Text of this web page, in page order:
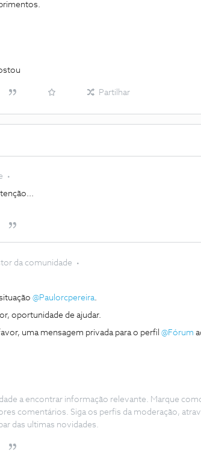
Partilhar
da comunidade
@Paulorcpereira.
oportunidade de ajudar.
uma mensagem privada para o perfil @Fórum
a encontrar informação relevante. Marque
comentários. Siga os perfis da moderação,
das ultimas novidades.